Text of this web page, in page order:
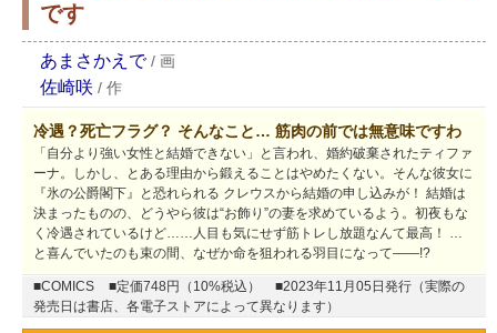
です
あまさかえで / 画
佐崎咲 / 作
冷遇？死亡フラグ？ そんなこと… 筋肉の前では無意味ですわ
「自分より強い女性と結婚できない」と言われ、婚約破棄されたティファ
ーナ。しかし、とある理由から鍛えることはやめたくない。そんな彼女に
『氷の公爵閣下』と恐れられる クレウスから結婚の申し込みが！ 結婚は
決まったものの、どうやら彼は“お飾り”の妻を求めているよう。初夜もな
く冷遇されているけど……人目も気にせず筋トレし放題なんて最高！ …
と喜んでいたのも束の間、なぜか命を狙われる羽目になって――!?
■COMICS ■定価748円（10%税込）
■2023年11月05日発行（実際の
発売日は書店、各電子ストアによって異なります）